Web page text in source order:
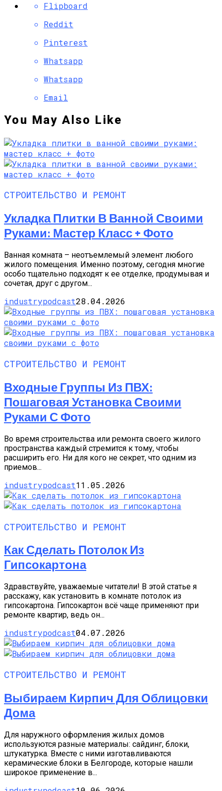
Flipboard
Reddit
Pinterest
Whatsapp
Whatsapp
Email
You May Also Like
СТРОИТЕЛЬСТВО И РЕМОНТ
Укладка Плитки В Ванной Своими
Руками: Мастер Класс + Фото
Ванная комната – неотъемлемый элемент любого
жилого помещения. Именно поэтому, сегодня многие
особо тщательно подходят к ее отделке, продумывая и
сочетая, друг с другом...
industrypodcast28.04.2026
СТРОИТЕЛЬСТВО И РЕМОНТ
Входные Группы Из ПВХ:
Пошаговая Установка Своими
Руками С Фото
Во время строительства или ремонта своего жилого
пространства каждый стремится к тому, чтобы
расширить его. Ни для кого не секрет, что одним из
приемов...
industrypodcast11.05.2026
СТРОИТЕЛЬСТВО И РЕМОНТ
Как Сделать Потолок Из
Гипсокартона
Здравствуйте, уважаемые читатели! В этой статье я
расскажу, как установить в комнате потолок из
гипсокартона. Гипсокартон всё чаще применяют при
ремонте квартир, ведь он...
industrypodcast04.07.2026
СТРОИТЕЛЬСТВО И РЕМОНТ
Выбираем Кирпич Для Облицовки
Дома
Для наружного оформления жилых домов
используются разные материалы: сайдинг, блоки,
штукатурка. Вместе с ними изготавливаются
керамические блоки в Белгороде, которые нашли
широкое применение в...